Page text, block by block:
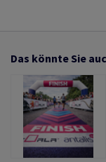
Das könnte Sie